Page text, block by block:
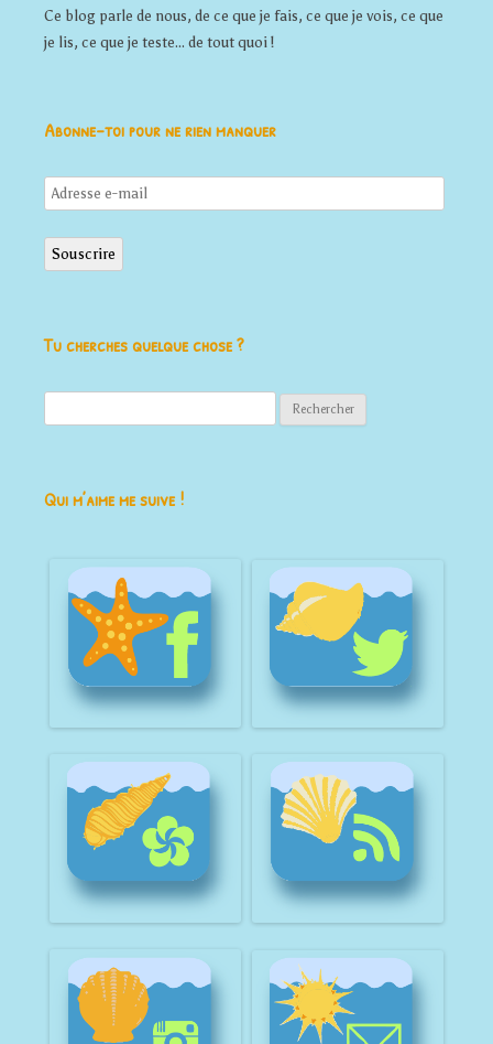
Ce blog parle de nous, de ce que je fais, ce que je vois, ce que
je lis, ce que je teste... de tout quoi !
Abonne-toi pour ne rien manquer
Adresse
e-
mail
Souscrire
Tu cherches quelque chose ?
Qui m’aime me suive !